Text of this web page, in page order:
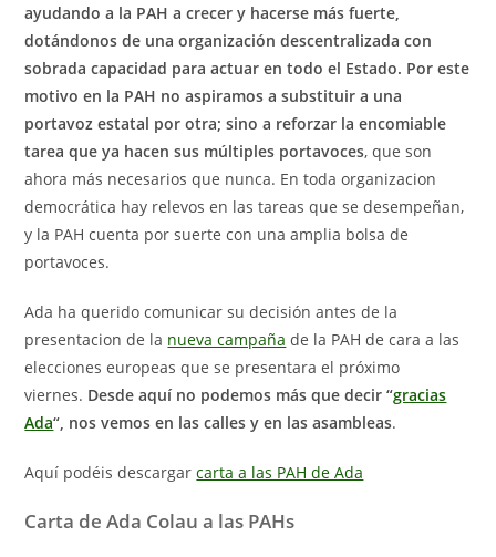
ayudando a la PAH a crecer y hacerse más fuerte,
dotándonos de una organización descentralizada con
sobrada capacidad para actuar en todo el Estado. Por este
motivo en la PAH no aspiramos a substituir a una
portavoz estatal por otra; sino a reforzar la encomiable
tarea que ya hacen sus múltiples portavoces, que son
ahora más necesarios que nunca. En toda organizacion
democrática hay relevos en las tareas que se desempeñan,
y la PAH cuenta por suerte con una amplia bolsa de
portavoces.
Ada ha querido comunicar su decisión antes de la
presentacion de la nueva campaña de la PAH de cara a las
elecciones europeas que se presentara el próximo
viernes. Desde aquí no podemos más que decir “gracias
Ada“, nos vemos en las calles y en las asambleas.
Aquí podéis descargarcarta a las PAH de Ada
Carta de Ada Colau a las PAHs